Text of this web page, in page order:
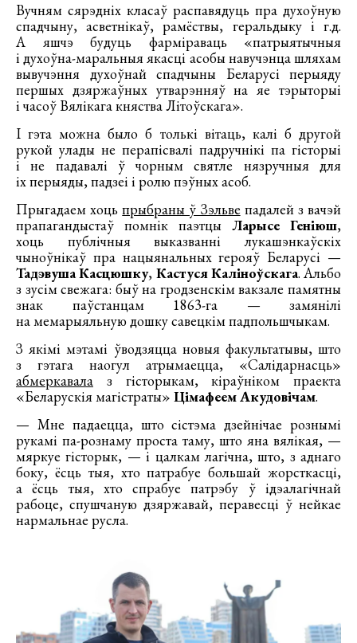
Вучням сярэдніх класаў распавядуць пра духоўную
спадчыну, асветнікаў, рамёствы, геральдыку і г.д.
А яшчэ будуць фарміраваць «патрыятычныя
і духоўна-маральныя якасці асобы навучэнца шляхам
вывучэння духоўнай спадчыны Беларусі перыяду
першых дзяржаўных утварэнняў на яе тэрыторыі
і часоў Вялікага княства Літоўскага».
І гэта можна было б толькі вітаць, калі б другой
рукой улады не перапісвалі падручнікі па гісторыі
і не падавалі ў чорным святле нязручныя для
іх перыяды, падзеі і ролю пэўных асоб.
Прыгадаем хоцьпрыбраны ў Зэльве падалей з вачэй
прапагандыстаў помнік паэтцы Ларысе Геніюш,
хоць публічныя выказванні лукашэнкаўскіх
чыноўнікаў пра нацыянальных герояў Беларусі —
Тадэвуша Касцюшку, Кастуся Каліноўскага. Альбо
з зусім свежага: быў на гродзенскім вакзале памятны
знак паўстанцам 1863-га — замянілі
на мемарыяльную дошку савецкім падпольшчыкам.
З якімі мэтамі ўводзяцца новыя факультатывы, што
з гэтага наогул атрымаецца, «Салідарнасць»
абмеркавала з гісторыкам, кіраўніком праекта
«Беларускія магістраты» Цімафеем Акудовічам.
— Мне падаецца, што сістэма дзейнічае рознымі
рукамі па-рознаму проста таму, што яна вялікая, —
мяркуе гісторык, — і цалкам лагічна, што, з аднаго
боку, ёсць тыя, хто патрабуе большай жорсткасці,
а ёсць тыя, хто спрабуе патрэбу ў ідэалагічнай
рабоце, спушчаную дзяржавай, перавесці ў нейкае
нармальнае русла.